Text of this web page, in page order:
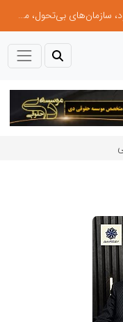
در مدیریت مدارس فردا